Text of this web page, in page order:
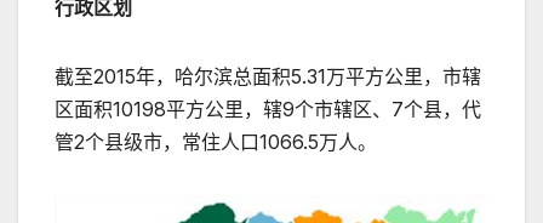
行政区划
截至2015年，哈尔滨总面积5.31万平方公里，市辖
区面积10198平方公里，辖9个市辖区、7个县，代
管2个县级市，常住人口1066.5万人。